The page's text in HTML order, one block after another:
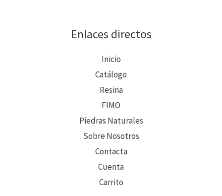
Enlaces directos
Inicio
Catálogo
Resina
FIMO
Piedras Naturales
Sobre Nosotros
Contacta
Cuenta
Carrito